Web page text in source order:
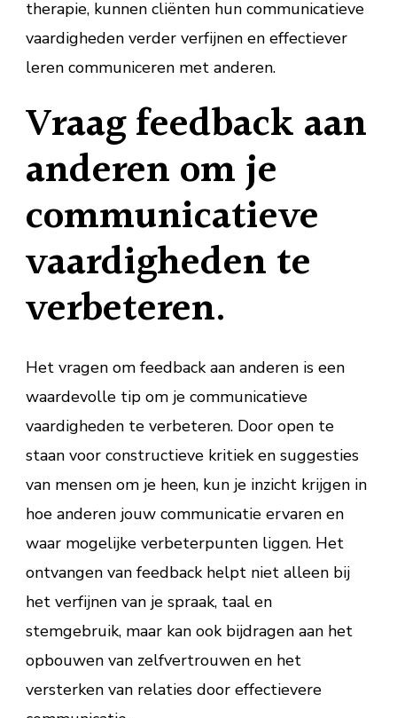
therapie, kunnen cliënten hun communicatieve
vaardigheden verder verfijnen en effectiever
leren communiceren met anderen.
Vraag feedback aan
anderen om je
communicatieve
vaardigheden te
verbeteren.
Het vragen om feedback aan anderen is een
waardevolle tip om je communicatieve
vaardigheden te verbeteren. Door open te
staan voor constructieve kritiek en suggesties
van mensen om je heen, kun je inzicht krijgen in
hoe anderen jouw communicatie ervaren en
waar mogelijke verbeterpunten liggen. Het
ontvangen van feedback helpt niet alleen bij
het verfijnen van je spraak, taal en
stemgebruik, maar kan ook bijdragen aan het
opbouwen van zelfvertrouwen en het
versterken van relaties door effectievere